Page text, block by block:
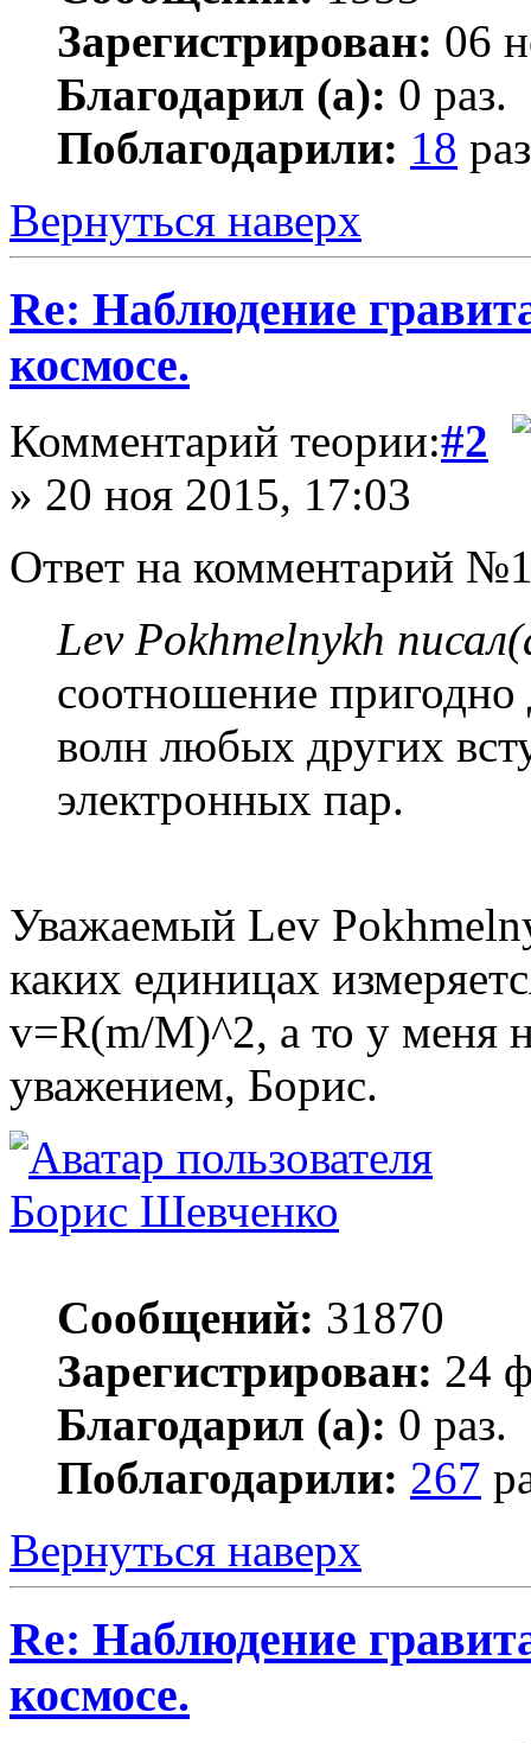
Зарегистрирован: 06
Благодарил (а): 0 раз.
Поблагодарили: 18
Вернуться наверх
Re: Наблюдение
космосе.
Комментарий теории:#2
» 20 ноя 2015, 17:03
Ответ на комментарий
Lev Pokhmelnykh
соотношение пригодно
волн любых других
электронных пар.
Уважаемый Lev
каких единицах
v=R(m/M)^2, а то у меня
уважением, Борис.
Борис Шевченко
Сообщений: 31870
Зарегистрирован: 24
Благодарил (а): 0 раз.
Поблагодарили: 267
Вернуться наверх
Re: Наблюдение
космосе.